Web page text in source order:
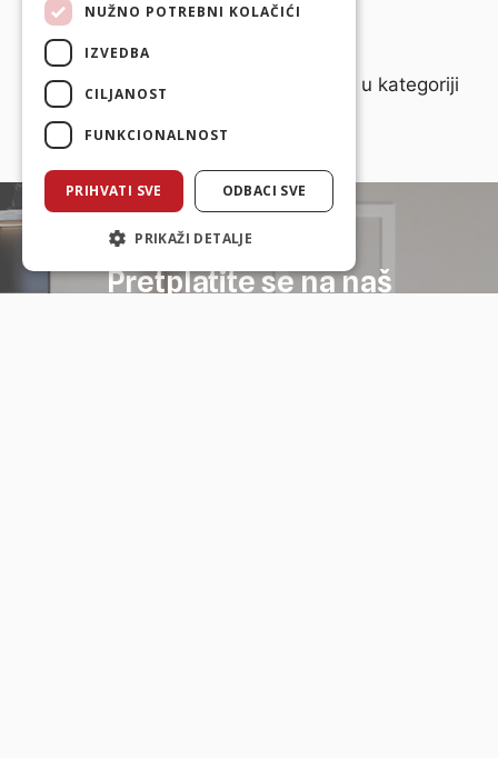
Izdvojeno
Nema objava iz zadnjih mjesec dana u kategoriji
Izdvojeno.
Pretplatite se na naš
NUŽNO POTREBNI KOLAČIĆI
IZVEDBA
CILJANOST
FUNKCIONALNOST
PRIHVATI SVE ODBACI SVE
PRIKAŽI DETALJE